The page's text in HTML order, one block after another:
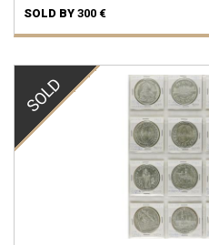
SOLD BY 300 €
SOLD